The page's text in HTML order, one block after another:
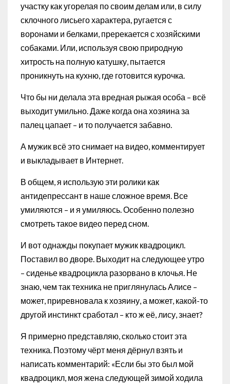
участку как угорелая по своим делам или, в силу
склочного лисьего характера, ругается с
воронами и белками, пререкается с хозяйскими
собаками. Или, используя свою природную
хитрость на полную катушку, пытается
проникнуть на кухню, где готовится курочка.
Что бы ни делала эта вредная рыжая особа – всё
выходит умильно. Даже когда она хозяина за
палец цапает – и то получается забавно.
А мужик всё это снимает на видео, комментирует
и выкладывает в Интернет.
В общем, я использую эти ролики как
антидепрессант в наше сложное время. Все
умиляются – и я умиляюсь. Особенно полезно
смотреть такое видео перед сном.
И вот однажды покупает мужик квадроцикл.
Поставил во дворе. Выходит на следующее утро
– сиденье квадроцикла разорвано в клочья. Не
знаю, чем так техника не приглянулась Алисе –
может, приревновала к хозяину, а может, какой-то
другой инстинкт сработал – кто ж её, лису, знает?
Я примерно представляю, сколько стоит эта
техника. Поэтому чёрт меня дёрнул взять и
написать комментарий: «Если бы это был мой
квадроцикл, моя жена следующей зимой ходила